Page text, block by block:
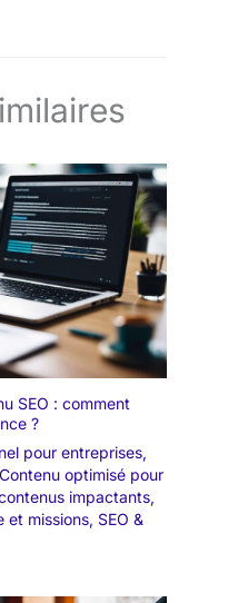
SEO : comment
?
pour entreprises,
Contenu optimisé pour
impactants,
et missions, SEO &